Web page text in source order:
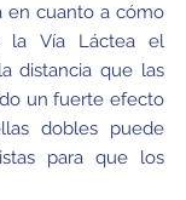
en cuanto a cómo
la Vía Láctea el
distancia que las
un fuerte efecto
dobles puede
para que los